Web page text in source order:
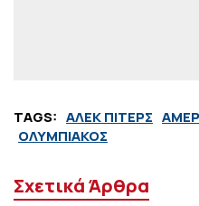
TAGS: ΑΛΕΚ ΠΙΤΕΡΣ
ΟΛΥΜΠΙΑΚΟΣ
Σχετικά Άρθρα